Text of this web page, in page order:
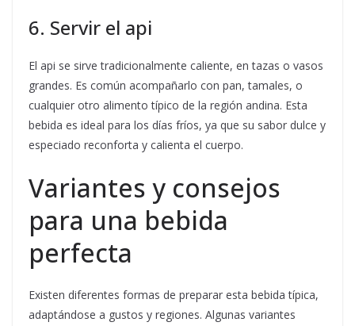
6. Servir el api
El api se sirve tradicionalmente caliente, en tazas o vasos
grandes. Es común acompañarlo con pan, tamales, o
cualquier otro alimento típico de la región andina. Esta
bebida es ideal para los días fríos, ya que su sabor dulce y
especiado reconforta y calienta el cuerpo.
Variantes y consejos
para una bebida
perfecta
Existen diferentes formas de preparar esta bebida típica,
adaptándose a gustos y regiones. Algunas variantes